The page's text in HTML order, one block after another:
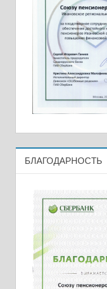
БЛАГОДАРНОСТЬ